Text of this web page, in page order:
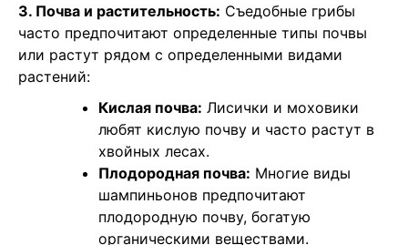
3. Почва и растительность: Съедобные грибы
часто предпочитают определенные типы почвы
или растут рядом с определенными видами
растений:
Кислая почва: Лисички и моховики
любят кислую почву и часто растут в
хвойных лесах.
Плодородная почва: Многие виды
шампиньонов предпочитают
плодородную почву, богатую
органическими веществами.